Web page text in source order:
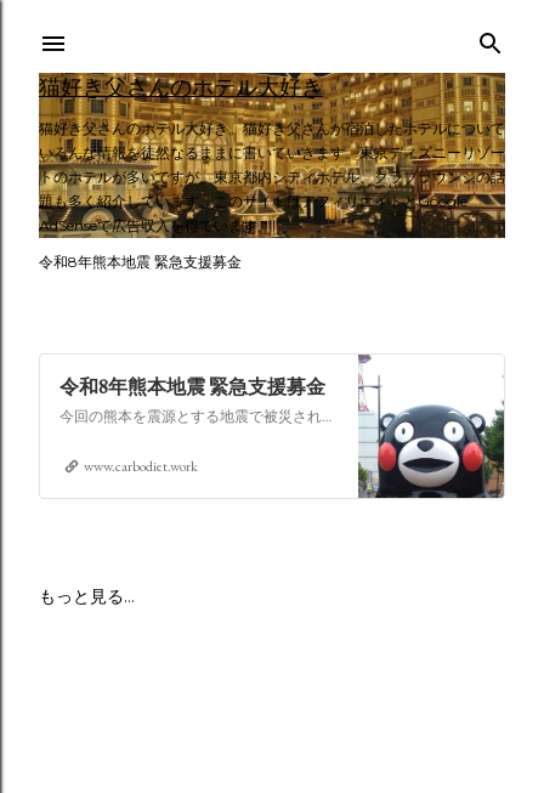
スキップしてメイン コンテンツに移動
猫好き父さんのホテル大好き
猫好き父さんのホテル大好き。猫好き父さんが宿泊したホテルについて
いろんな情報を徒然なるままに書いていきます。東京ディズニーリゾー
トのホテルが多いですが、東京都内シティホテル、クラブラウンジの話
題も多く紹介しています。このサイトはアフィリエイトとGoogle
AdSenseで広告収入を得ています。
令和8年熊本地震 緊急支援募金
令和8年熊本地震 緊急支援募金
今回の熊本を震源とする地震で被災された皆さままだまだ余震も続き大変な時間を過ごされていると思います。心よりお見舞い申し上げます
www.carbodiet.work
もっと見る…